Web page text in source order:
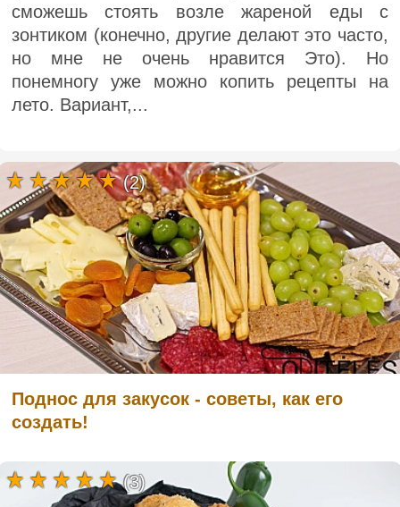
сможешь стоять возле жареной еды с
зонтиком (конечно, другие делают это часто,
но мне не очень нравится Это). Но
понемногу уже можно копить рецепты на
лето. Вариант,...
Поднос для закусок - советы, как его
создать!
(2)
(3)